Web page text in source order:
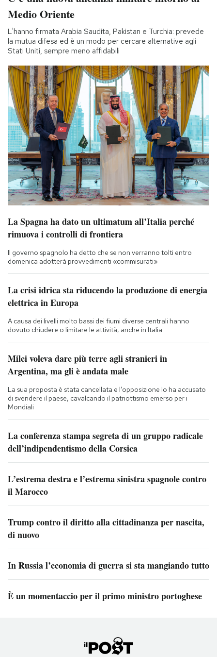
Medio Oriente
L'hanno firmata Arabia Saudita, Pakistan e Turchia: prevede
la mutua difesa ed è un modo per cercare alternative agli
Stati Uniti, sempre meno affidabili
La Spagna ha dato un ultimatum all’Italia perché
rimuova i controlli di frontiera
Il governo spagnolo ha detto che se non verranno tolti entro
domenica adotterà provvedimenti «commisurati»
La crisi idrica sta riducendo la produzione di energia
elettrica in Europa
A causa dei livelli molto bassi dei fiumi diverse centrali hanno
dovuto chiudere o limitare le attività, anche in Italia
Milei voleva dare più terre agli stranieri in
Argentina, ma gli è andata male
La sua proposta è stata cancellata e l’opposizione lo ha accusato
di svendere il paese, cavalcando il patriottismo emerso per i
Mondiali
La conferenza stampa segreta di un gruppo radicale
dell’indipendentismo della Corsica
L’estrema destra e l’estrema sinistra spagnole contro
il Marocco
Trump contro il diritto alla cittadinanza per nascita,
di nuovo
In Russia l’economia di guerra si sta mangiando tutto
È un momentaccio per il primo ministro portoghese